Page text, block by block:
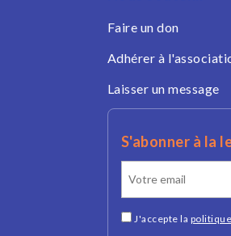
Faire un don
Adhérer à
Laisser un message
S'abonner à la
J'accepte la